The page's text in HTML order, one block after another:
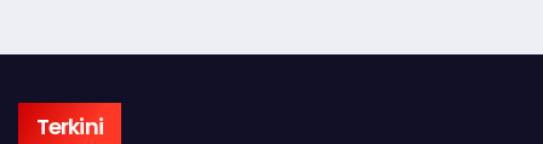
Terkini